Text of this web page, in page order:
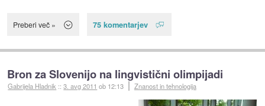
Preberi več » 75 komentarjev
Bron za Slovenijo na lingvistični olimpijadi
Gabrijela Hladnik ::3. avg 2011 ob 12:13 Znanost in tehnologija